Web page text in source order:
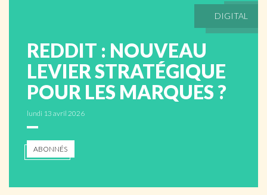
DIGITAL
REDDIT : NOUVEAU
LEVIER STRATÉGIQUE
POUR LES MARQUES ?
lundi 13 avril 2026
ABONNÉS